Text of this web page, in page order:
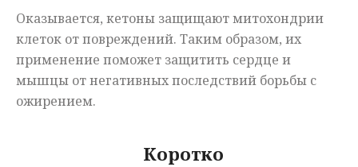
Оказывается, кетоны защищают митохондрии
клеток от повреждений. Таким образом, их
применение поможет защитить сердце и
мышцы от негативных последствий борьбы с
ожирением.
Коротко